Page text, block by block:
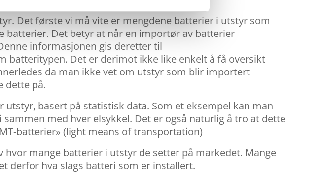
Det første vi må vite er mengdene batterier i utstyr som
Det betyr at når en importør av batterier
informasjonen gis deretter til
batteritypen. Det er derimot ikke like enkelt å få oversikt
da man ikke vet om utstyr som blir importert
dette på.
basert på statistisk data. Som et eksempel kan man
med hver elsykkel. Det er også naturlig å tro at dette
batterier» (light means of transportation)
mange batterier i utstyr de setter på markedet. Mange
derfor hva slags batteri som er installert.